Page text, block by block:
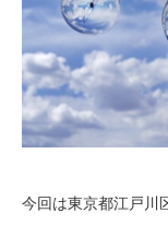
今回は東京都江戸川